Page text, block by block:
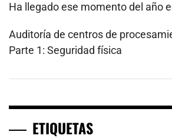
Ha llegado ese momento del año
Auditoría de centros de
Parte 1: Seguridad física
ETIQUETAS